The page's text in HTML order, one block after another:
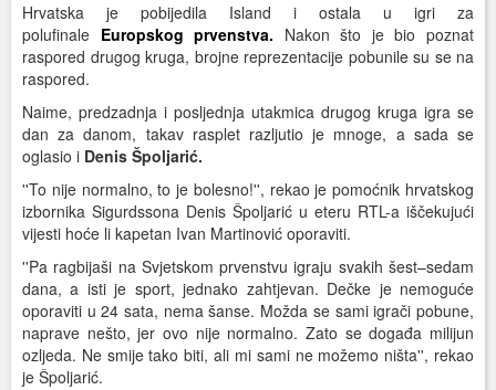
Hrvatska je pobijedila Island i ostala u igri za
polufinale Europskog prvenstva. Nakon što je bio poznat
raspored drugog kruga, brojne reprezentacije pobunile su se na
raspored.
Naime, predzadnja i posljednja utakmica drugog kruga igra se
dan za danom, takav rasplet razljutio je mnoge, a sada se
oglasio i Denis Špoljarić.
''To nije normalno, to je bolesno!'', rekao je pomoćnik hrvatskog
izbornika Sigurdssona Denis Špoljarić u eteru RTL-a iščekujući
vijesti hoće li kapetan Ivan Martinović oporaviti.
''Pa ragbijaši na Svjetskom prvenstvu igraju svakih šest–sedam
dana, a isti je sport, jednako zahtjevan. Dečke je nemoguće
oporaviti u 24 sata, nema šanse. Možda se sami igrači pobune,
naprave nešto, jer ovo nije normalno. Zato se događa milijun
ozljeda. Ne smije tako biti, ali mi sami ne možemo ništa'', rekao
je Špoljarić.